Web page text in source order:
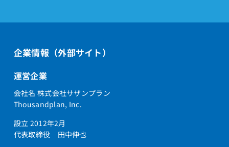
企業情報（外部サイト）
運営企業
会社名 株式会社サザンプラン
Thousandplan, Inc.
設立 2012年2月
代表取締役 田中伸也